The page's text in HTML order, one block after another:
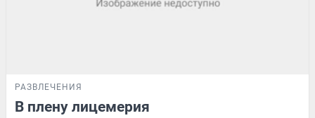
РАЗВЛЕЧЕНИЯ
В плену лицемерия